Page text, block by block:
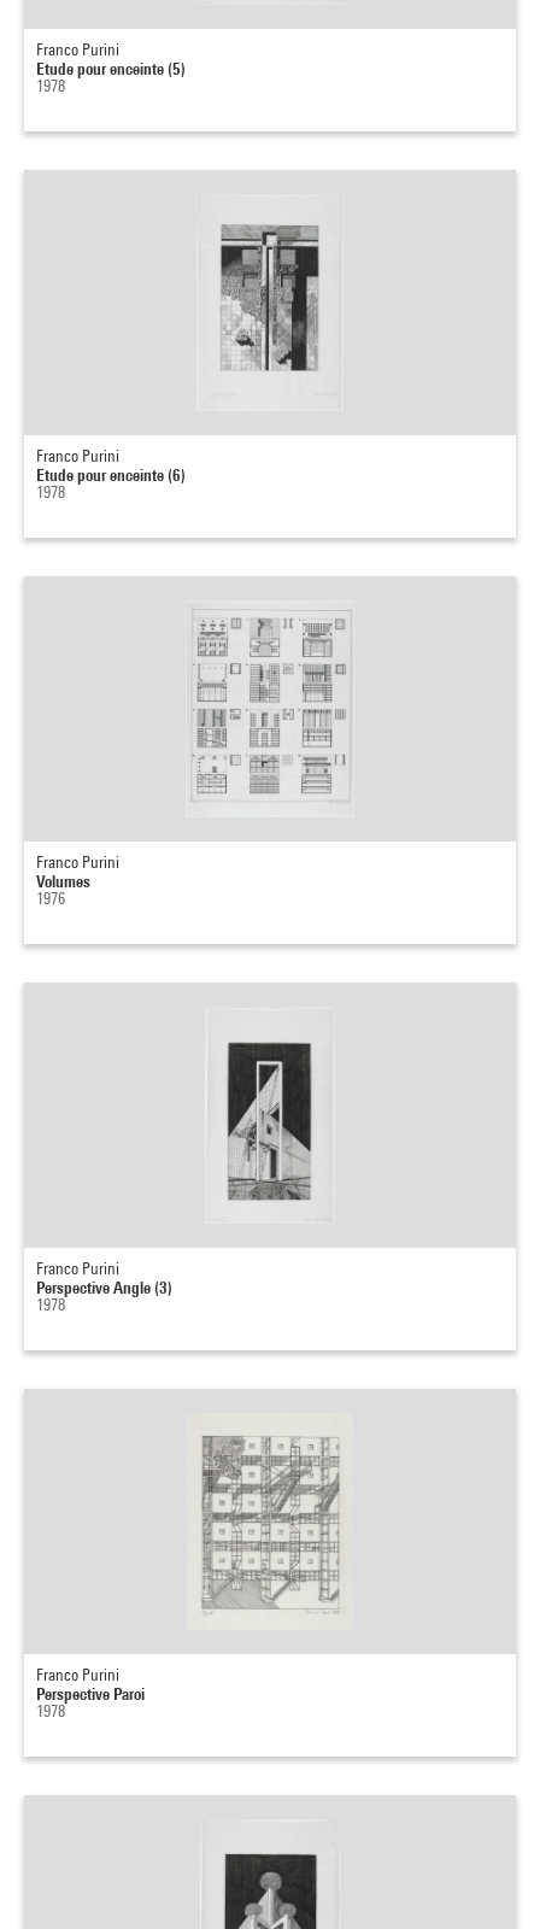
Franco Purini
Etude pour enceinte (5)
1978
Franco Purini
Etude pour enceinte (6)
1978
Franco Purini
Volumes
1976
Franco Purini
Perspective Angle (3)
1978
Franco Purini
Perspective Paroi
1978